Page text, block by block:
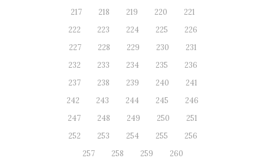
217
218 219 220
221
222
223 224 225
226
227
228 229 230
231
232
233 234 235
236
237
238 239 240
241
242
243 244 245
246
247
248 249 250
251
252
253 254 255
256
257
258 259 260